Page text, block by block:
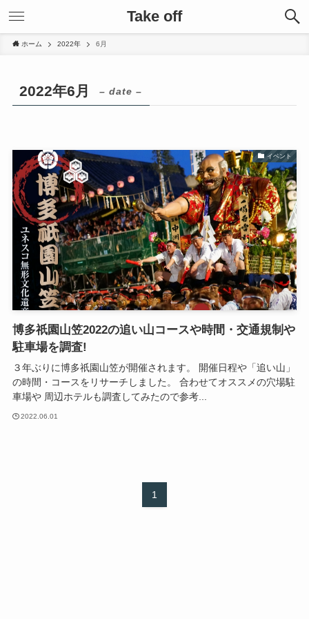
Take off
ホーム 2022年 6月
2022年6月 – date –
イベント
博多祇園山笠2022の追い山コースや時間・交通規制や
駐車場を調査!
３年ぶりに博多祇園山笠が開催されます。 開催日程や「追い山」
の時間・コースをリサーチしました。 合わせてオススメの穴場駐
車場や 周辺ホテルも調査してみたので参考...
2022.06.01
1